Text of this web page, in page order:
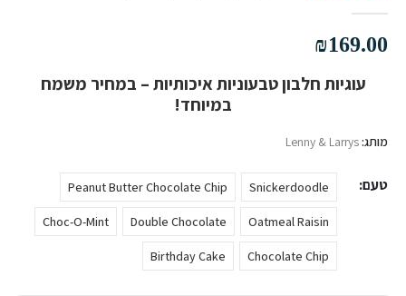
₪169.00
עוגיות חלבון טבעוניות איכותיות – במחיר משמח
במיוחד!
מותג:Lenny & Larrys
טעם Snickerdoodle
Peanut Butter Chocolate Chip
Oatmeal Raisin
Double Chocolate
Choc-O-Mint
Chocolate Chip
Birthday Cake